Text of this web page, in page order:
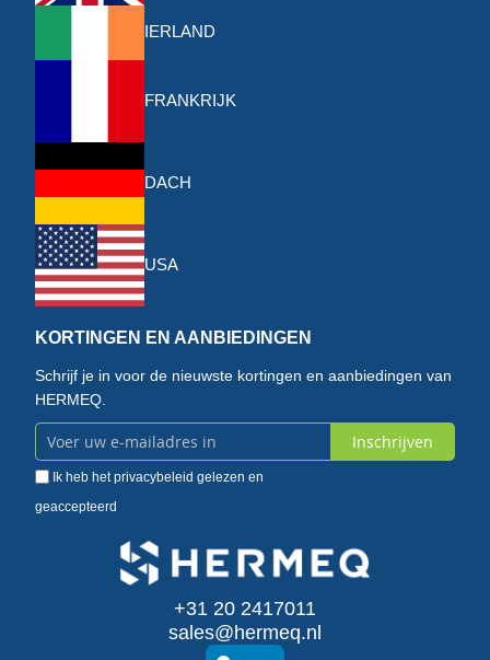
IERLAND
FRANKRIJK
DACH
USA
KORTINGEN EN AANBIEDINGEN
Schrijf je in voor de nieuwste kortingen en aanbiedingen van
HERMEQ.
Abonneer
u
Inschrijven
Ik heb hetprivacybeleid gelezen en
geaccepteerd
+31 20 2417011
sales@hermeq.nl